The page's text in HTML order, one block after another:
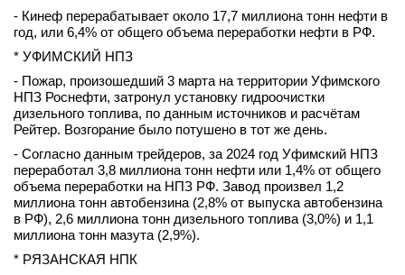
- Кинеф перерабатывает около 17,7 миллиона тонн нефти в
год, или 6,4% от общего объема переработки нефти в РФ.
* УФИМСКИЙ НПЗ
- Пожар, произошедший 3 марта на территории Уфимского
НПЗ Роснефти, затронул установку гидроочистки
дизельного топлива, по данным источников и расчётам
Рейтер. Возгорание было потушено в тот же день.
- Согласно данным трейдеров, за 2024 год Уфимский НПЗ
переработал 3,8 миллиона тонн нефти или 1,4% от общего
объема переработки на НПЗ РФ. Завод произвел 1,2
миллиона тонн автобензина (2,8% от выпуска автобензина
в РФ), 2,6 миллиона тонн дизельного топлива (3,0%) и 1,1
миллиона тонн мазута (2,9%).
* РЯЗАНСКАЯ НПК